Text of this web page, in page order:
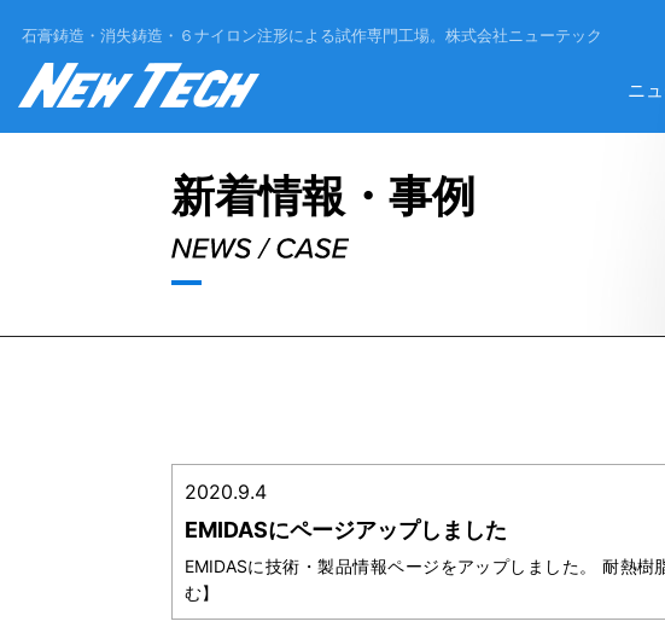
'Skip'
石膏鋳造・消失鋳造・６ナイロン注形による試作専門工場。 株式会社ニューテック
ニ
新着情報・事例
2020.9.4
EMIDASにページアップしました
EMIDASに技術・製品情報ページをアップしました。 耐熱
む】